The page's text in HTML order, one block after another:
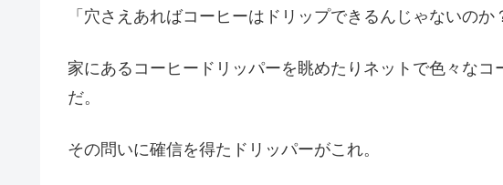
「穴さえあればコーヒーはドリップできるんじゃないのか
家にあるコーヒードリッパーを眺めたりネットで色々な
だ。
その問いに確信を得たドリッパーがこれ。